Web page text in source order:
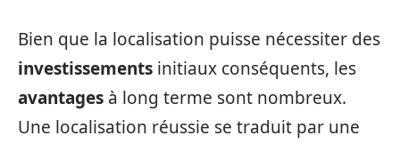
Bien que la localisation puisse nécessiter des
investissements initiaux conséquents, les
avantages à long terme sont nombreux.
Une localisation réussie se traduit par une